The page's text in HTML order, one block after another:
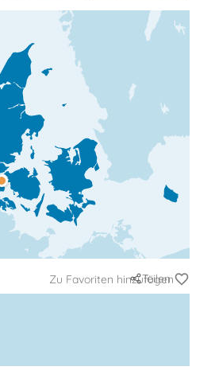
Zu Favoriten hinzufügen
Teilen